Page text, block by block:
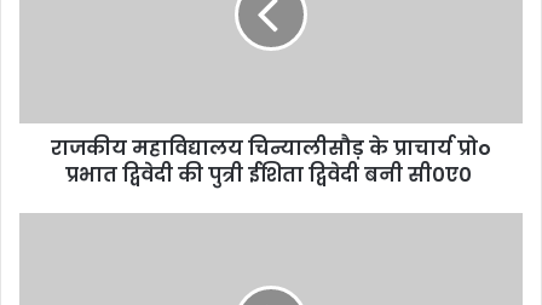
राजकीय महाविद्यालय चिन्यालीसौड़ के प्राचार्य प्रोo
प्रभात द्विवेदी की पुत्री ईशिता द्विवेदी बनी सी0ए0